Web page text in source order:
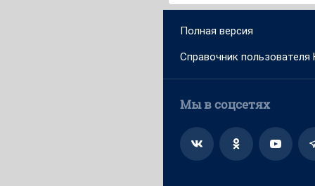
Полная версия
Справочник пользователя
Мы в соцсетях